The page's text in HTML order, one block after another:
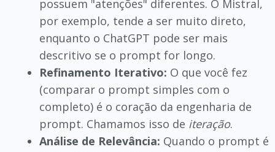
possuem "atenções" diferentes. O Mistral,
por exemplo, tende a ser muito direto,
enquanto o ChatGPT pode ser mais
descritivo se o prompt for longo.
Refinamento Iterativo: O que você fez
(comparar o prompt simples com o
completo) é o coração da engenharia de
prompt. Chamamos isso de iteração.
Análise de Relevância: Quando o prompt é